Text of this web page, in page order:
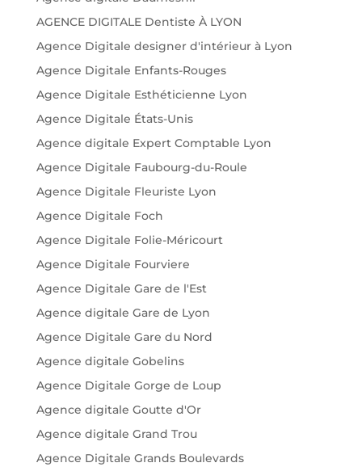
AGENCE DIGITALE Dentiste À LYON
Agence Digitale designer d'intérieur à Lyon
Agence Digitale Enfants-Rouges
Agence Digitale Esthéticienne Lyon
Agence Digitale États-Unis
Agence digitale Expert Comptable Lyon
Agence Digitale Faubourg-du-Roule
Agence Digitale Fleuriste Lyon
Agence Digitale Foch
Agence Digitale Folie-Méricourt
Agence Digitale Fourviere
Agence Digitale Gare de l'Est
Agence digitale Gare de Lyon
Agence Digitale Gare du Nord
Agence digitale Gobelins
Agence Digitale Gorge de Loup
Agence digitale Goutte d'Or
Agence digitale Grand Trou
Agence Digitale Grands Boulevards